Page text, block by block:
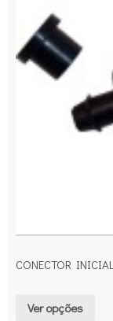
CONECTOR
Ver opções